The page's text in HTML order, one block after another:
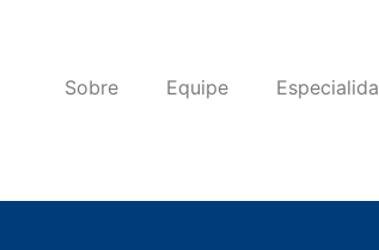
Sobre Equipe